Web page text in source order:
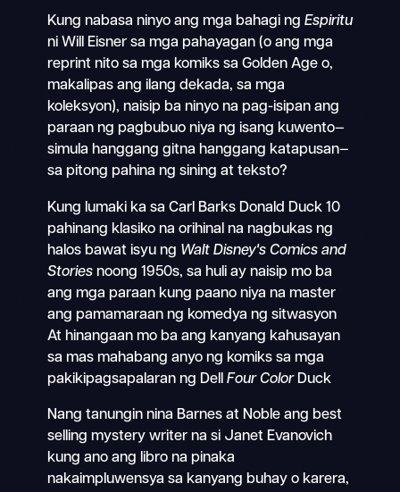
Kung nabasa ninyo ang mga bahagi ng Espiritu
ni Will Eisner sa mga pahayagan (o ang mga
reprint nito sa mga komiks sa Golden Age o,
makalipas ang ilang dekada, sa mga
koleksyon), naisip ba ninyo na pag-isipan ang
paraan ng pagbubuo niya ng isang kuwento—
simula hanggang gitna hanggang katapusan—
sa pitong pahina ng sining at teksto?
Kung lumaki ka sa Carl Barks Donald Duck 10
pahinang klasiko na orihinal na nagbukas ng
halos bawat isyu ng Walt Disney's Comics and
Storiesnoong 1950s, sa huli ay naisip mo ba
ang mga paraan kung paano niya na master
ang pamamaraan ng komedya ng sitwasyon
At hinangaan mo ba ang kanyang kahusayan
sa mas mahabang anyo ng komiks sa mga
pakikipagsapalaran ng Dell Four ColorDuck
Nang tanungin nina Barnes at Noble ang best
selling mystery writer na si Janet Evanovich
kung ano ang libro na pinaka
nakaimpluwensya sa kanyang buhay o karera,